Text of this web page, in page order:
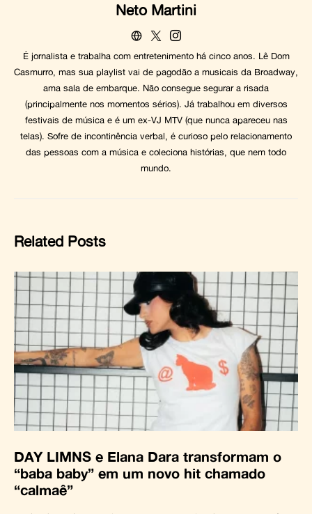
Neto Martini
É jornalista e trabalha com entretenimento há cinco anos. Lê Dom
Casmurro, mas sua playlist vai de pagodão a musicais da Broadway,
ama sala de embarque. Não consegue segurar a risada
(principalmente nos momentos sérios). Já trabalhou em diversos
festivais de música e é um ex-VJ MTV (que nunca apareceu nas
telas). Sofre de incontinência verbal, é curioso pelo relacionamento
das pessoas com a música e coleciona histórias, que nem todo
mundo.
Related Posts
DAY LIMNS e Elana Dara transformam o
“baba baby” em um novo hit chamado
“calmaê”